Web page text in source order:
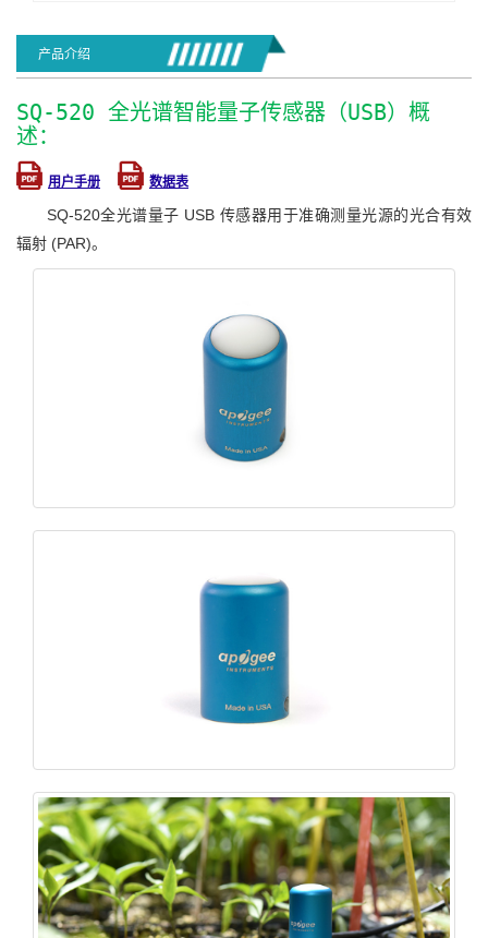
产品介绍
SQ-520 全光谱智能量子传感器（USB）概
述：
用户手册 数据表
SQ-520全光谱量子 USB 传感器用于准确测量光源的光合有效
辐射 (PAR)。